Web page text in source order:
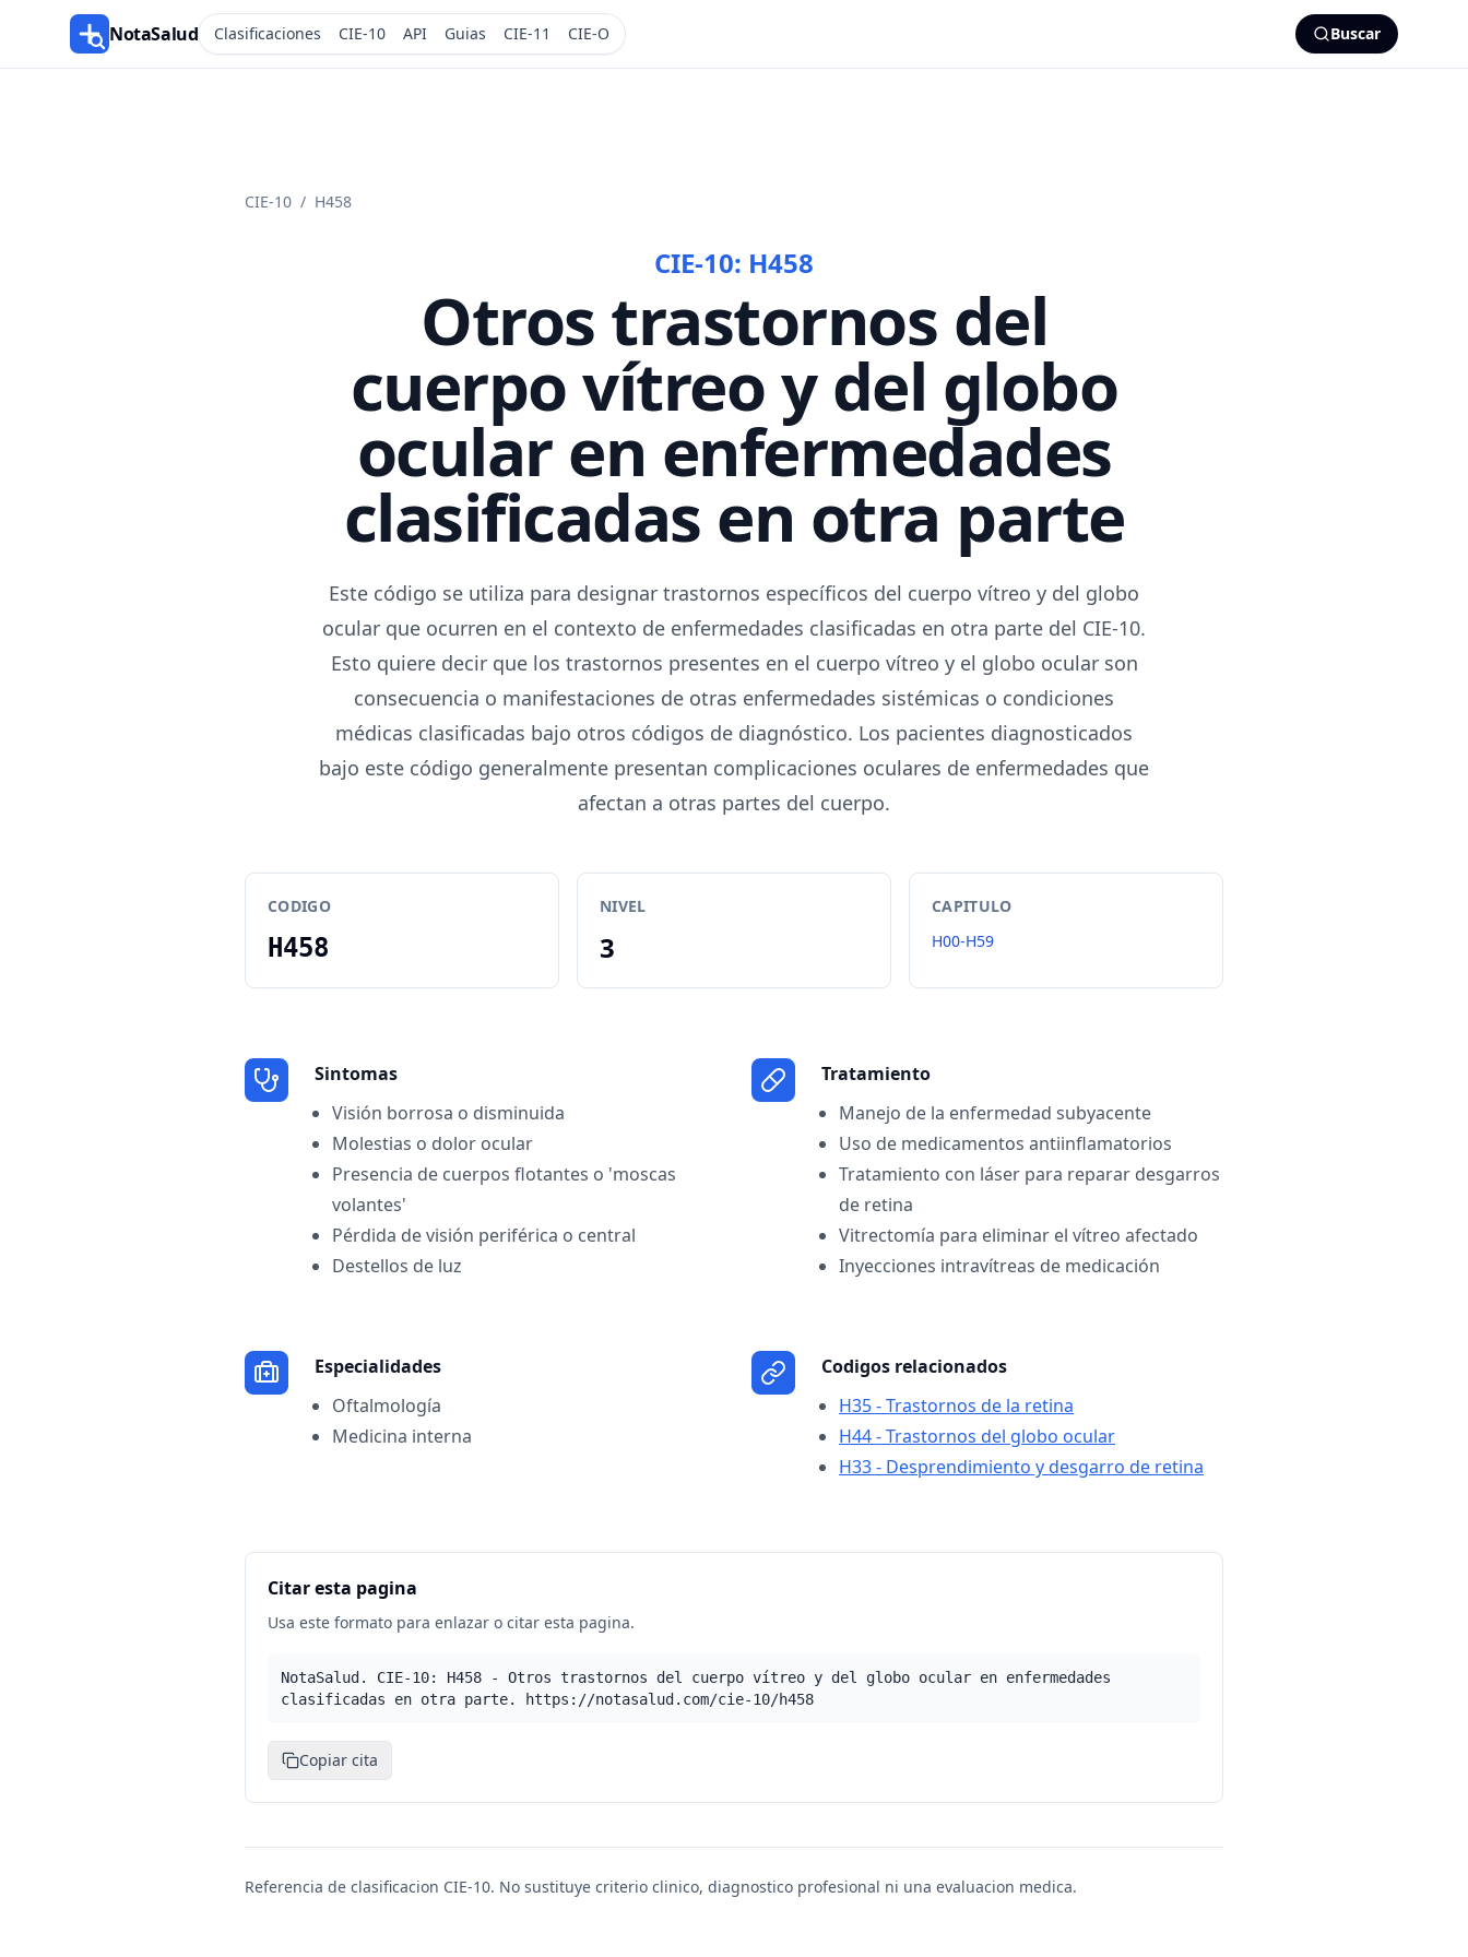
NotaSalud Clasificaciones CIE-10 API Guias CIE-11 CIE-O Buscar
CIE-10 / H458
CIE-10: H458
Otros trastornos del
cuerpo vítreo y del globo
ocular en enfermedades
clasificadas en otra parte
Este código se utiliza para designar trastornos específicos del cuerpo vítreo y del globo
ocular que ocurren en el contexto de enfermedades clasificadas en otra parte del CIE-10.
Esto quiere decir que los trastornos presentes en el cuerpo vítreo y el globo ocular son
consecuencia o manifestaciones de otras enfermedades sistémicas o condiciones
médicas clasificadas bajo otros códigos de diagnóstico. Los pacientes diagnosticados
bajo este código generalmente presentan complicaciones oculares de enfermedades que
afectan a otras partes del cuerpo.
CODIGO
H458
NIVEL
3
CAPITULO
H00-H59
Sintomas
Visión borrosa o disminuida
Molestias o dolor ocular
Presencia de cuerpos flotantes o 'moscas
volantes'
Pérdida de visión periférica o central
Destellos de luz
Tratamiento
Manejo de la enfermedad subyacente
Uso de medicamentos antiinflamatorios
Tratamiento con láser para reparar desgarros
de retina
Vitrectomía para eliminar el vítreo afectado
Inyecciones intravítreas de medicación
Especialidades
Oftalmología
Medicina interna
Codigos relacionados
H35 - Trastornos de la retina
H44 - Trastornos del globo ocular
H33 - Desprendimiento y desgarro de retina
Citar esta pagina
Usa este formato para enlazar o citar esta pagina.
NotaSalud. CIE-10: H458 - Otros trastornos del cuerpo vítreo y del globo ocular en enfermedades
clasificadas en otra parte. https://notasalud.com/cie-10/h458
Copiar cita
Referencia de clasificacion CIE-10. No sustituye criterio clinico, diagnostico profesional ni una evaluacion medica.